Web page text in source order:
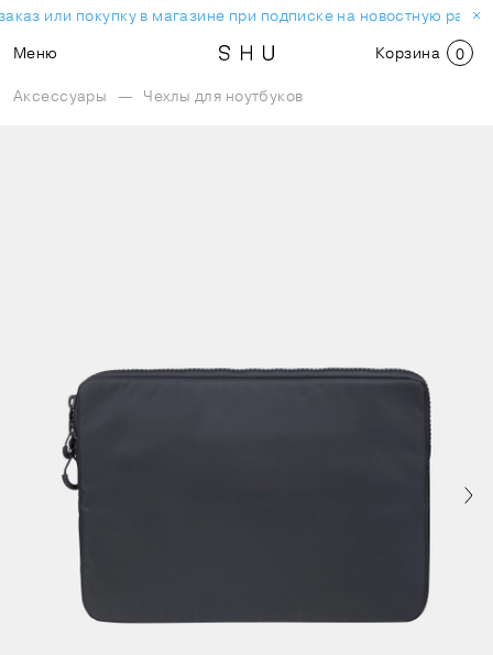
или покупку в магазине при подписке на новостную
Меню
Корзина 0
Аксессуары — Чехлы для ноутбуков